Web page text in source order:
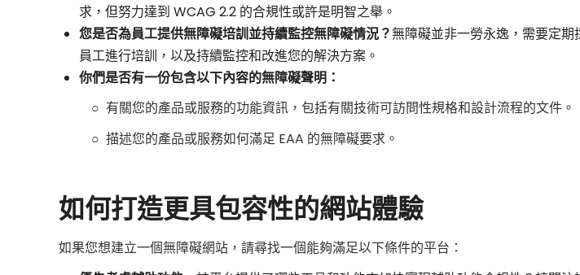
求，但努力達到 WCAG 2.2 的合規性或許是明智之舉。
您是否為員工提供無障礙培訓並持續監控無障礙情況？無障礙並非一勞永逸，需要定期
員工進行培訓，以及持續監控和改進您的解決方案。
你們是否有一份包含以下內容的無障礙聲明：
○ 有關您的產品或服務的功能資訊，包括有關技術可訪問性規格和設計流程的文件。
○ 描述您的產品或服務如何滿足 EAA 的無障礙要求。
如何打造更具包容性的網站體驗
如果您想建立一個無障礙網站，請尋找一個能夠滿足以下條件的平台：